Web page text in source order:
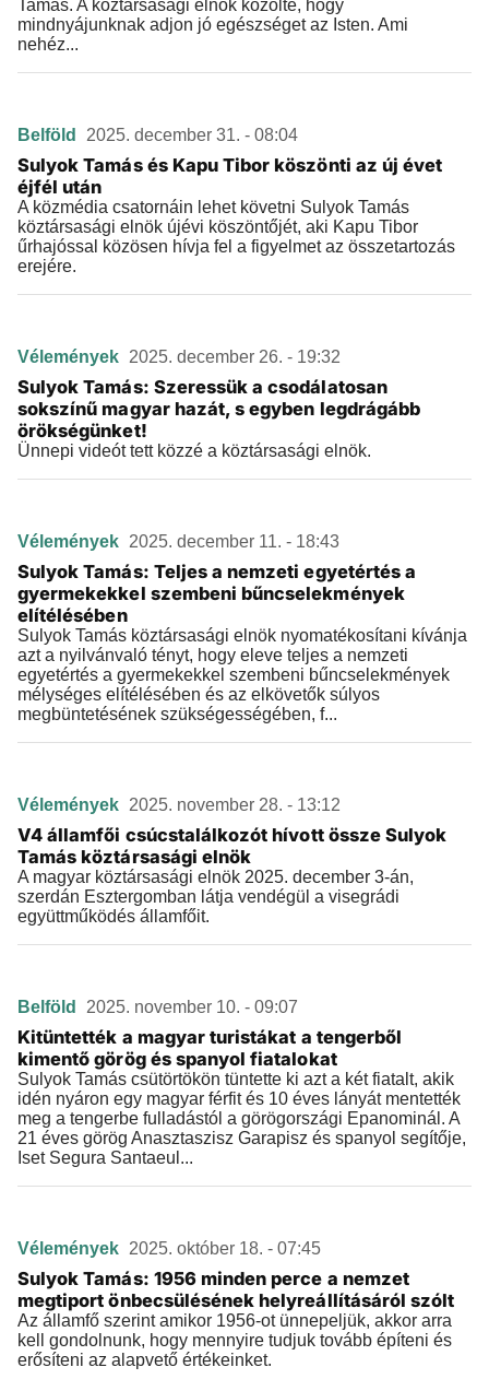
Tamás. A köztársasági elnök közölte, hogy
mindnyájunknak adjon jó egészséget az Isten. Ami
nehéz...
Belföld 2025. december 31. - 08:04
Sulyok Tamás és Kapu Tibor köszönti az új évet
éjfél után
A közmédia csatornáin lehet követni Sulyok Tamás
köztársasági elnök újévi köszöntőjét, aki Kapu Tibor
űrhajóssal közösen hívja fel a figyelmet az összetartozás
erejére.
Vélemények 2025. december 26. - 19:32
Sulyok Tamás: Szeressük a csodálatosan
sokszínű magyar hazát, s egyben legdrágább
örökségünket!
Ünnepi videót tett közzé a köztársasági elnök.
Vélemények 2025. december 11. - 18:43
Sulyok Tamás: Teljes a nemzeti egyetértés a
gyermekekkel szembeni bűncselekmények
elítélésében
Sulyok Tamás köztársasági elnök nyomatékosítani kívánja
azt a nyilvánvaló tényt, hogy eleve teljes a nemzeti
egyetértés a gyermekekkel szembeni bűncselekmények
mélységes elítélésében és az elkövetők súlyos
megbüntetésének szükségességében, f...
Vélemények 2025. november 28. - 13:12
V4 államfői csúcstalálkozót hívott össze Sulyok
Tamás köztársasági elnök
A magyar köztársasági elnök 2025. december 3-án,
szerdán Esztergomban látja vendégül a visegrádi
együttműködés államfőit.
Belföld 2025. november 10. - 09:07
Kitüntették a magyar turistákat a tengerből
kimentő görög és spanyol fiatalokat
Sulyok Tamás csütörtökön tüntette ki azt a két fiatalt, akik
idén nyáron egy magyar férfit és 10 éves lányát mentették
meg a tengerbe fulladástól a görögországi Epanominál. A
21 éves görög Anasztaszisz Garapisz és spanyol segítője,
Iset Segura Santaeul...
Vélemények 2025. október 18. - 07:45
Sulyok Tamás: 1956 minden perce a nemzet
megtiport önbecsülésének helyreállításáról szólt
Az államfő szerint amikor 1956-ot ünnepeljük, akkor arra
kell gondolnunk, hogy mennyire tudjuk tovább építeni és
erősíteni az alapvető értékeinket.